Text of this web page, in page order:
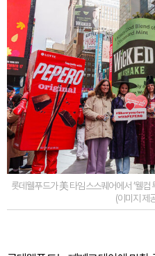
롯데웰푸드가 美 타임스스퀘어에서 ‘웰컴
(이미지 제